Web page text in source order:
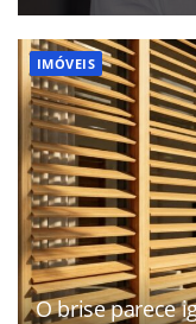
IMÓVEIS
O brise parece